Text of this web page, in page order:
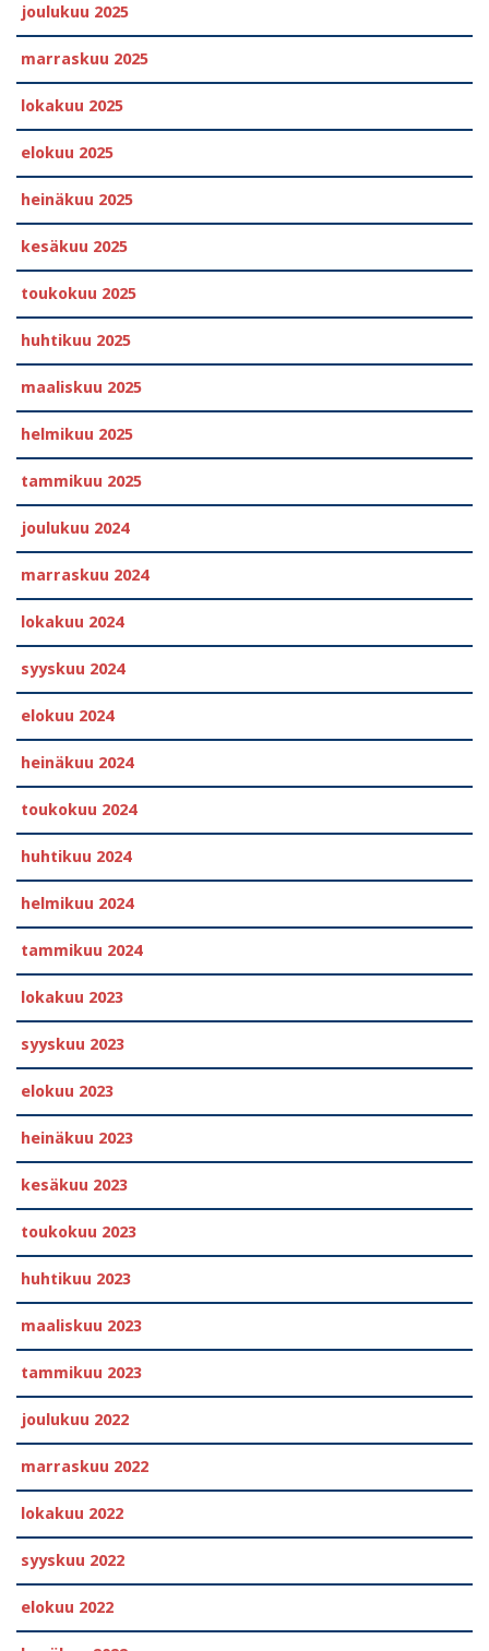
joulukuu 2025
marraskuu 2025
lokakuu 2025
elokuu 2025
heinäkuu 2025
kesäkuu 2025
toukokuu 2025
huhtikuu 2025
maaliskuu 2025
helmikuu 2025
tammikuu 2025
joulukuu 2024
marraskuu 2024
lokakuu 2024
syyskuu 2024
elokuu 2024
heinäkuu 2024
toukokuu 2024
huhtikuu 2024
helmikuu 2024
tammikuu 2024
lokakuu 2023
syyskuu 2023
elokuu 2023
heinäkuu 2023
kesäkuu 2023
toukokuu 2023
huhtikuu 2023
maaliskuu 2023
tammikuu 2023
joulukuu 2022
marraskuu 2022
lokakuu 2022
syyskuu 2022
elokuu 2022